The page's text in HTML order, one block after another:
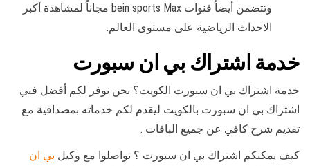
وتتضمن أيضاُ قنوات bein sports Max مجاناً لمشاهدة أكبر
الاحداث الرياضية على مستوى العالم.
خدمة اشتراك بي ان سبورت
خدمة اشتراك بي ان سبورت الكويت؟ نحن نوفر لكم أفضل فني
اشتراك بي ان سبورت بالكويت ليقدم لكم خدماته بمصداقية مع
تقديم شرح كافي عن جميع الباقات .
كيف يمكنكم اشتراك بي ان سبورت ؟ تواصلوا مع وكيل بي ان